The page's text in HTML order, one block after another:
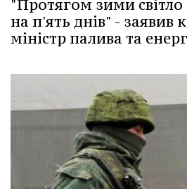
"Протягом зими
на п'ять днів" - заявив
міністр палива та